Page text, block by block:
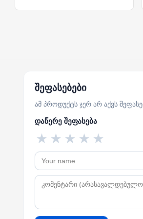
შეფასებები
ამ პროდუქტს ჯერ არ აქვს
დაწერე შეფასება
★
★
★
★
★